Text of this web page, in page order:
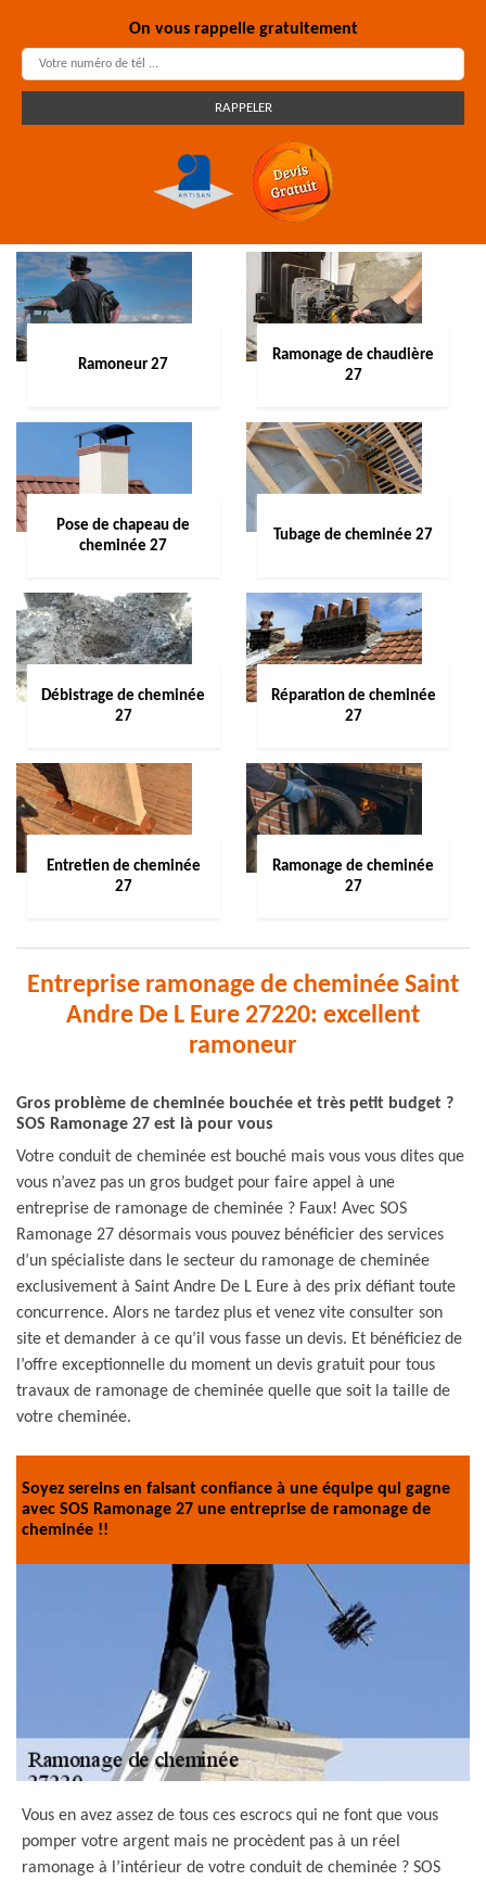
On vous rappelle gratuitement
Ramoneur 27
Ramonage de chaudière
27
Pose de chapeau de
cheminée 27
Tubage de cheminée 27
Débistrage de cheminée
27
Réparation de cheminée
27
Entretien de cheminée
27
Ramonage de cheminée
27
Entreprise ramonage de cheminée Saint
Andre De L Eure 27220: excellent
ramoneur
Gros problème de cheminée bouchée et très petit budget ?
SOS Ramonage 27 est là pour vous
Votre conduit de cheminée est bouché mais vous vous dites que
vous n’avez pas un gros budget pour faire appel à une
entreprise de ramonage de cheminée ? Faux! Avec SOS
Ramonage 27 désormais vous pouvez bénéficier des services
d’un spécialiste dans le secteur du ramonage de cheminée
exclusivement à Saint Andre De L Eure à des prix défiant toute
concurrence. Alors ne tardez plus et venez vite consulter son
site et demander à ce qu’il vous fasse un devis. Et bénéficiez de
l’offre exceptionnelle du moment un devis gratuit pour tous
travaux de ramonage de cheminée quelle que soit la taille de
votre cheminée.
Soyez sereins en faisant confiance à une équipe qui gagne
avec SOS Ramonage 27 une entreprise de ramonage de
cheminée !!
Vous en avez assez de tous ces escrocs qui ne font que vous
pomper votre argent mais ne procèdent pas à un réel
ramonage à l’intérieur de votre conduit de cheminée ? SOS